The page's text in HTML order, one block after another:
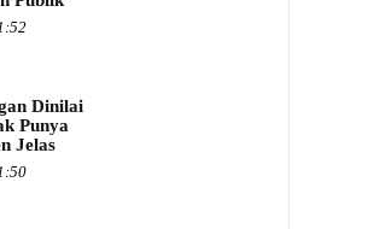
Dinilai
Punya
Jelas